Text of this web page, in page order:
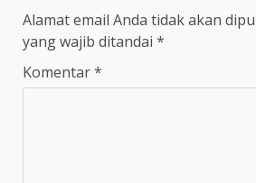
Alamat email Anda tidak akan
yang wajib ditandai *
Komentar*